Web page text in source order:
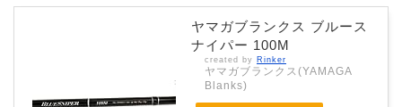
ヤマガブランクス ブルース
ナイパー 100M
created by Rinker
ヤマガブランクス(YAMAGA
Blanks)